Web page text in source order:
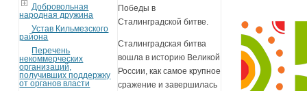
Добровольная
народная дружина
Устав Кильмезского
района
Перечень
некоммерческих
организаций,
получивших поддержку
от органов власти
Победы в
Сталинградской битве.
Сталинградская битва
вошла в историю Великой
России, как самое крупное
сражение и завершилась